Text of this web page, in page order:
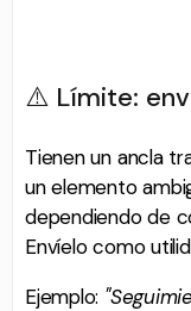
⚠️ Límite:
Tienen un ancla
un elemento
dependiendo de
Envíelo como
Ejemplo: